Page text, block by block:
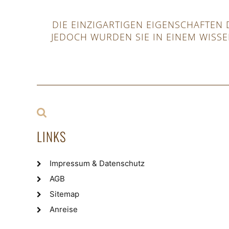
DIE EINZIGARTIGEN
JEDOCH WURDEN SIE IN EINEM
LINKS
Impressum & Datenschutz
AGB
Sitemap
Anreise